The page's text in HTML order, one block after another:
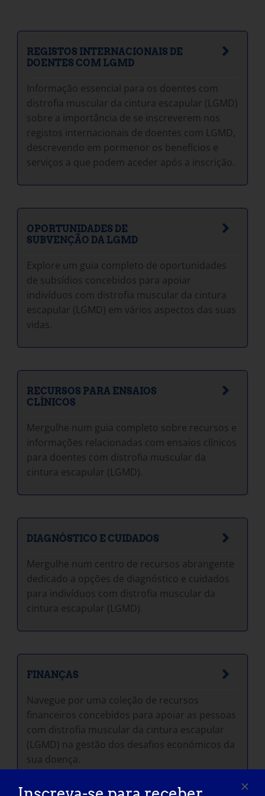
REGISTOS INTERNACIONAIS DE
DOENTES COM LGMD
Informação essencial para os doentes com
distrofia muscular da cintura escapular (LGMD)
sobre a importância de se inscreverem nos
registos internacionais de doentes com LGMD,
descrevendo em pormenor os benefícios e
serviços a que podem aceder após a inscrição.
OPORTUNIDADES DE
SUBVENÇÃO DA LGMD
Explore um guia completo de oportunidades
de subsídios concebidos para apoiar
indivíduos com distrofia muscular da cintura
escapular (LGMD) em vários aspectos das suas
vidas.
RECURSOS PARA ENSAIOS
CLÍNICOS
Mergulhe num guia completo sobre recursos e
informações relacionadas com ensaios clínicos
para doentes com distrofia muscular da
cintura escapular (LGMD).
DIAGNÓSTICO E CUIDADOS
Mergulhe num centro de recursos abrangente
dedicado a opções de diagnóstico e cuidados
para indivíduos com distrofia muscular da
cintura escapular (LGMD).
FINANÇAS
Navegue por uma coleção de recursos
financeiros concebidos para apoiar as pessoas
com distrofia muscular da cintura escapular
(LGMD) na gestão dos desafios económicos da
sua doença.